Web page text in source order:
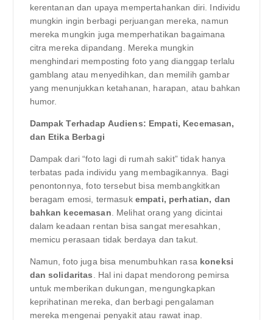
kerentanan dan upaya mempertahankan diri. Individu
mungkin ingin berbagi perjuangan mereka, namun
mereka mungkin juga memperhatikan bagaimana
citra mereka dipandang. Mereka mungkin
menghindari memposting foto yang dianggap terlalu
gamblang atau menyedihkan, dan memilih gambar
yang menunjukkan ketahanan, harapan, atau bahkan
humor.
Dampak Terhadap Audiens: Empati, Kecemasan,
dan Etika Berbagi
Dampak dari “foto lagi di rumah sakit” tidak hanya
terbatas pada individu yang membagikannya. Bagi
penontonnya, foto tersebut bisa membangkitkan
beragam emosi, termasuk empati, perhatian, dan
bahkan kecemasan. Melihat orang yang dicintai
dalam keadaan rentan bisa sangat meresahkan,
memicu perasaan tidak berdaya dan takut.
Namun, foto juga bisa menumbuhkan rasa koneksi
dan solidaritas. Hal ini dapat mendorong pemirsa
untuk memberikan dukungan, mengungkapkan
keprihatinan mereka, dan berbagi pengalaman
mereka mengenai penyakit atau rawat inap.